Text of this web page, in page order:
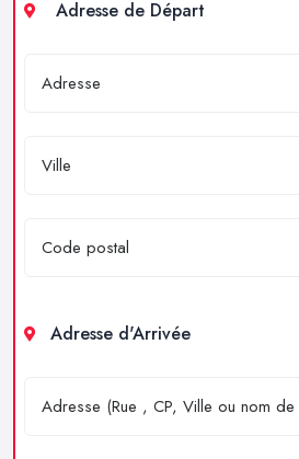
Adresse de Départ
Adresse d'Arrivée